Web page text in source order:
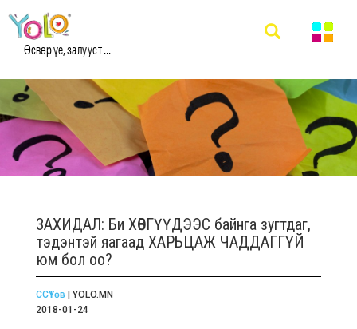
Өсвөр үе, залууст ...
ЗАХИДАЛ: Би ХӨВГҮҮДЭЭС байнга зугтдаг,
тэдэнтэй яагаад ХАРЬЦАЖ ЧАДДАГГҮЙ
юм бол оо?
ССҮТөв | YOLO.MN
2018-01-24